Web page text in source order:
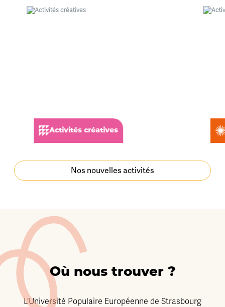
Activités créatives
Nos nouvelles activités
Où nous trouver ?
L'Université Populaire Européenne de Strasbourg